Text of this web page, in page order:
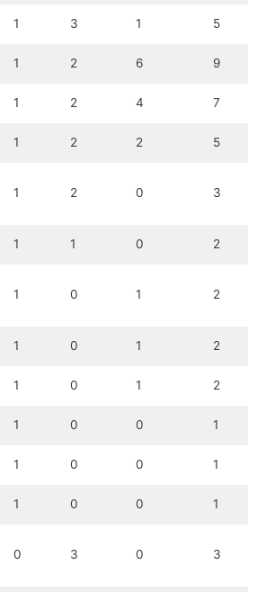
1 3 1 5
1 2 6 9
1 2 4 7
1 2 2 5
1 2 0 3
1 1 0 2
1 0 1 2
1 0 1 2
1 0 1 2
1 0 0 1
1 0 0 1
1 0 0 1
0 3 0 3